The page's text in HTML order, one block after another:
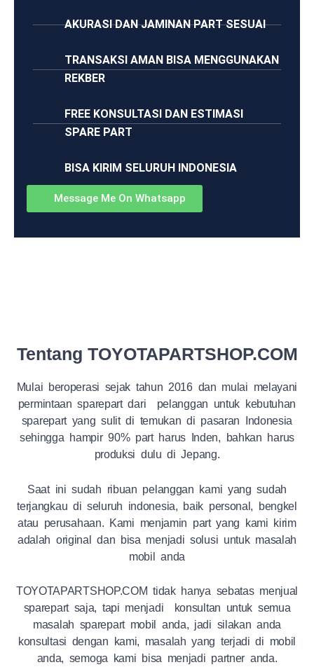
AKURASI DAN JAMINAN PART SESUAI
TRANSAKSI AMAN BISA MENGGUNAKAN
REKBER
FREE KONSULTASI DAN ESTIMASI
SPARE PART
BISA KIRIM SELURUH INDONESIA
Message Me On Whatsapp
Tentang TOYOTAPARTSHOP.COM
Mulai beroperasi sejak tahun 2016 dan mulai melayani
permintaan sparepart dari pelanggan untuk kebutuhan
sparepart yang sulit di temukan di pasaran Indonesia
sehingga hampir 90% part harus Inden, bahkan harus
produksi dulu di Jepang.
Saat ini sudah ribuan pelanggan kami yang sudah
terjangkau di seluruh indonesia, baik personal, bengkel
atau perusahaan. Kami menjamin part yang kami kirim
adalah original dan bisa menjadi solusi untuk masalah
mobil anda
TOYOTAPARTSHOP.COM tidak hanya sebatas menjual
sparepart saja, tapi menjadi konsultan untuk semua
masalah sparepart mobil anda, jadi silakan anda
konsultasi dengan kami, masalah yang terjadi di mobil
anda, semoga kami bisa menjadi partner anda.